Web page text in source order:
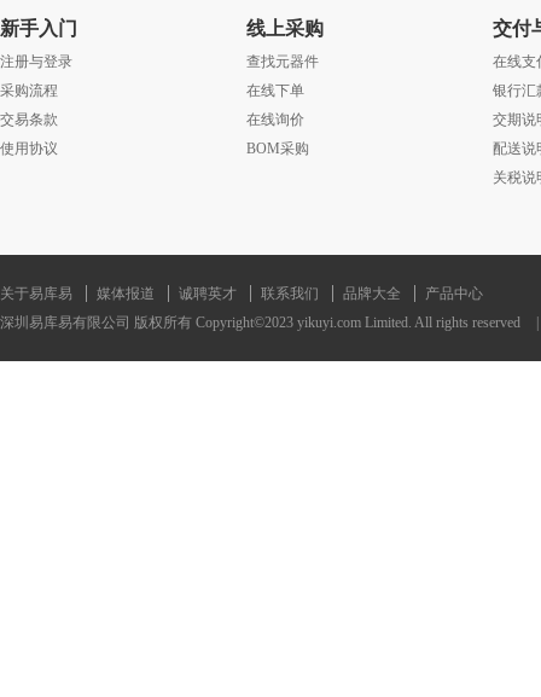
新手入门
注册与登录
采购流程
交易条款
使用协议
线上采购
查找元器件
在线下单
在线询价
BOM采购
交付
在线支
银行汇
交期说
配送说
关税说
关于易库易 媒体报道 诚聘英才 联系我们 品牌大全
产品中心
深圳易库易有限公司 版权所有 Copyright©2023 yikuyi.com Limited. All rights reserved